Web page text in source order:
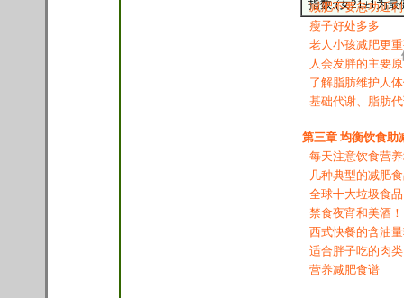
减肥不要急功近利
瘦子好处多多
老人小孩减肥更
人会发胖的主要
了解脂肪维护人
基础代谢、脂肪
第三章 均衡饮食助
每天注意饮食营
几种典型的减肥
全球十大垃圾食品
禁食夜宵和美酒！
西式快餐的含油
适合胖子吃的肉类
营养减肥食谱
指数:(女21±1为